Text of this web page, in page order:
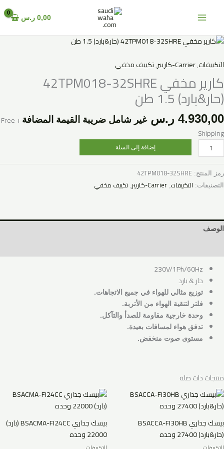
0,00 ر.س
التكييفات,Carrier-كاريير ,تكييف مخفي
كارير مخفي 42TPM018-32SHRE
(حار&بارد) 1.5 طن
4.930,00 ر.س غير شامل ضريبة القيمة المضافة
+ Free
Shipping
كمية
مخفي
42TPM018-
32SHRE
(حار&بارد)
طن
إضافة إلى السلة
رمز المنتج: 42TPM018-32SHRE
التصنيفات: التكييفات, Carrier-كاريير , تكييف مخفي
الوصف
230V/1Ph/60Hz
حار & بارد
توزيع مثالي للهواء في جميع الاتجاهات.
فلتر لتنقية الهواء من الأتربة.
وحدة خارجية مقاومة للصدأ والتآكل.
تدفق هواء لمسافات بعيدة.
مستوى صوت منخفض.
منتجات ذات صلة
بيسك جداري BSACCA-FI30HB
(حار&بارد) 27400 وحده
بيسك جداري BSACMA-FI24CC (بارد)
22000 وحده